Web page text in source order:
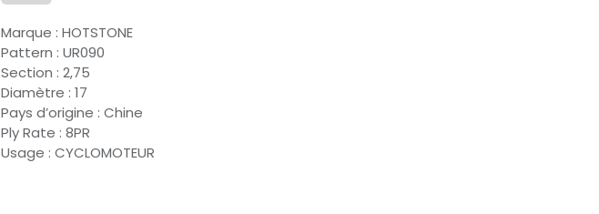
Marque : HOTSTONE
Pattern : UR090
Section : 2,75
Diamètre : 17
Pays d’origine : Chine
Ply Rate : 8PR
Usage : CYCLOMOTEUR